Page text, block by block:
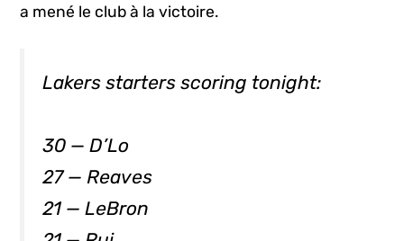
a mené le club à la victoire.
Lakers starters scoring tonight:
30 — D’Lo
27 — Reaves
21 — LeBron